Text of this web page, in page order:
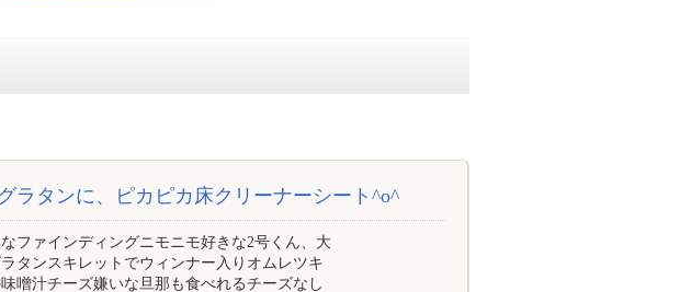
ラタンに、ピカピカ床クリーナーシート^o^
ファインディングニモニモ好きな2号くん、大
タンスキレットでウィンナー入りオムレツキ
噌汁チーズ嫌いな旦那も食べれるチーズなし